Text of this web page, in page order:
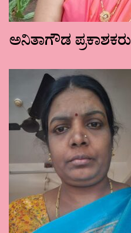
ಅನಿತಾಗೌಡ ಪ್ರಕಾಶಕರು